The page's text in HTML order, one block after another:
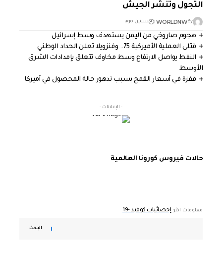
التجول وتنشر الجيش
By
WORLDNW سنتين ago
هجوم صاروخي من اليمن يستهدف وسط إسرائيل
قتلى العملية الأميركية 75.. وفنزويلا تعلن الحداد الوطني
النفط يواصل الارتفاع وسط مخاوف تتعلق بإمدادات الشرق
الأوسط
قفزة في أسعار القمح بسبب تدهور حالة المحصول في أميركا
- الإعلانات -
حالات فيروس كورونا العالمية
معلومات اكثر: إحصائيات كوفيد -19
البحث